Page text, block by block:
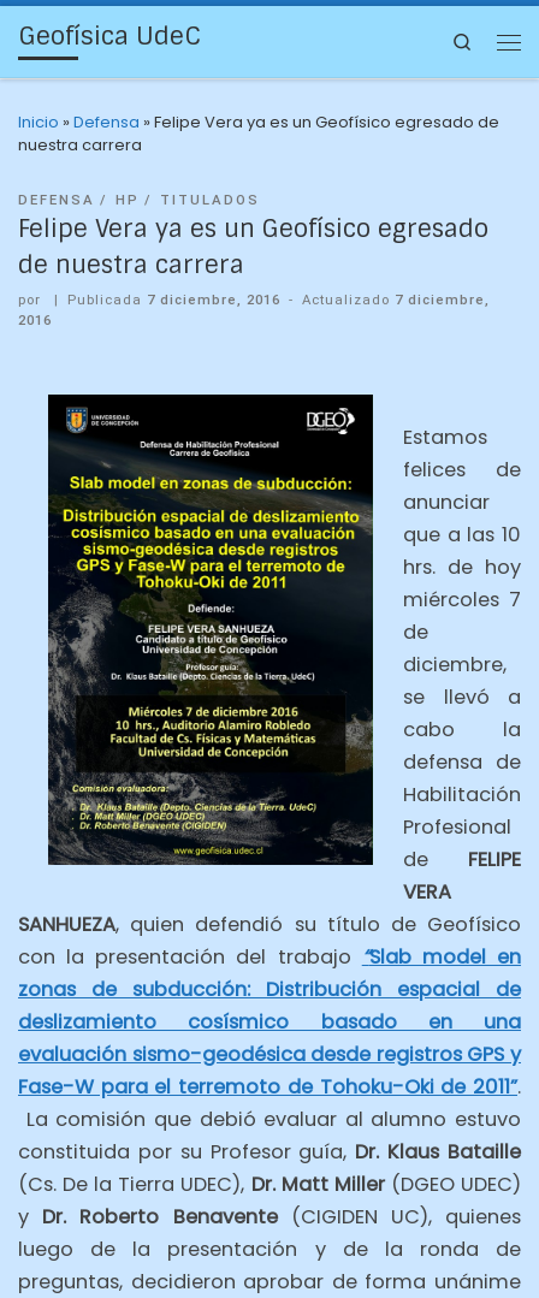
Geofísica UdeC Search
Inicio »Defensa »Felipe Vera ya es un Geofísico egresado de
nuestra carrera
DEFENSA HP TITULADOS
Felipe Vera ya es un Geofísico egresado
de nuestra carrera
por | Publicada 7 diciembre, 2016 - Actualizado 7 diciembre,
2016
Estamos
felices de
anunciar
que a las 10
hrs. de hoy
miércoles 7
de
diciembre,
se llevó a
cabo la
defensa de
Habilitación
Profesional
de FELIPE
VERA
SANHUEZA, quien defendió su título de Geofísico
con la presentación del trabajo “Slab model en
zonas de subducción: Distribución espacial de
deslizamiento cosísmico basado en una
evaluación sismo-geodésica desde registros GPS y
Fase-W para el terremoto de Tohoku-Oki de 2011”.
La comisión que debió evaluar al alumno estuvo
constituida por su Profesor guía, Dr. Klaus Bataille
(Cs. De la Tierra UDEC), Dr. Matt Miller(DGEO UDEC)
y Dr. Roberto Benavente (CIGIDEN UC), quienes
luego de la presentación y de la ronda de
preguntas, decidieron aprobar de forma unánime